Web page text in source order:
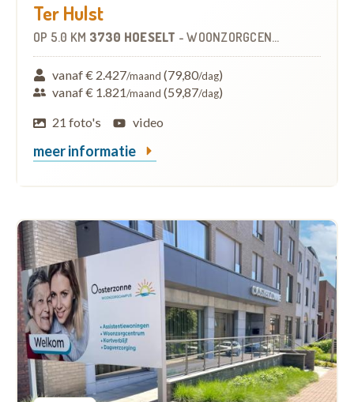
Ter Hulst
OP 5.0 KM 3730 HOESELT -WOONZORGCENTRUM (WZC)
vanaf € 2.427/maand (79,80/dag)
vanaf € 1.821/maand (59,87/dag)
21 foto's
video
meer informatie